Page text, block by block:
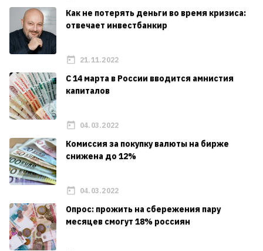
Как не потерять деньги во время кризиса:
отвечает инвестбанкир
21.11.2022
С 14 марта в России вводится амнистия
капиталов
04.03.2022
Комиссия за покупку валюты на бирже
снижена до 12%
04.03.2022
Опрос: прожить на сбережения пару
месяцев смогут 18% россиян